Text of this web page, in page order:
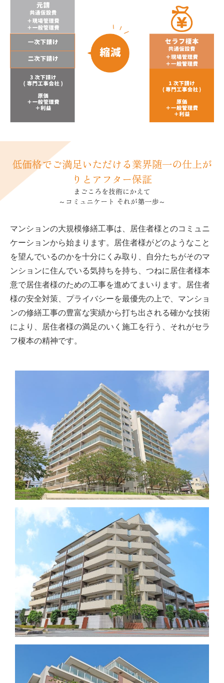
低価格でご満足いただける業界随一の仕上が
りとアフター保証
まごころを技術にかえて
～コミュニケート それが第一歩～
マンションの大規模修繕工事は、居住者様とのコミュニ
ケーションから始まります。居住者様がどのようなこと
を望んでいるのかを十分にくみ取り、自分たちがそのマ
ンションに住んでいる気持ちを持ち、つねに居住者様本
意で居住者様のための工事を進めてまいります。居住者
様の安全対策、プライバシーを最優先の上で、マンショ
ンの修繕工事の豊富な実績から打ち出される確かな技術
により、居住者様の満足のいく施工を行う、それがセラ
フ榎本の精神です。